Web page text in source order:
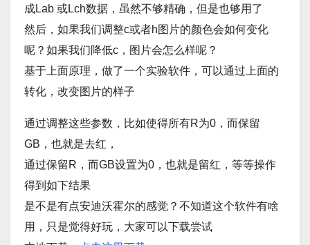
成Lab 或Lch数据，虽然不够精确，但是也够用了
然后，如果我们调整c或者h图片的颜色会如何变化
呢？如果我们降低c，图片会怎么样呢？
基于上面原理，做了一个实验软件，可以通过上面的
转化，改变图片的样子
通过调整这些参数，比如使得所有R为0，而保留
GB，也就是去红，
通过保留R，而GB设置为0，也就是留红，等等操作
得到如下结果
是不是有点安迪沃霍尔的感觉？不知道这个软件有啥
用，只是觉得好玩，大家可以下载尝试